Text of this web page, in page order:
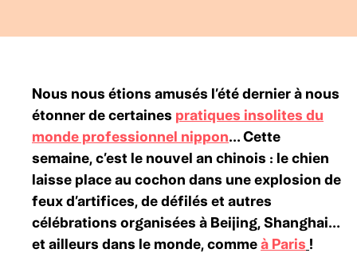
Nous nous étions amusés l’été dernier à nous
étonner de certaines pratiques insolites du
monde professionnel nippon… Cette
semaine, c’est le nouvel an chinois : le chien
laisse place au cochon dans une explosion de
feux d’artifices, de défilés et autres
célébrations organisées à Beijing, Shanghai…
et ailleurs dans le monde, commeà Paris !